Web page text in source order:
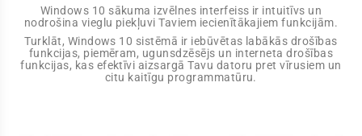
Windows 10 sākuma izvēlnes interfeiss ir intuitīvs un
nodrošina vieglu piekļuvi Taviem iecienītākajiem funkcijām.
Turklāt, Windows 10 sistēmā ir iebūvētas labākās drošības
funkcijas, piemēram, ugunsdzēsējs un interneta drošības
funkcijas, kas efektīvi aizsargā Tavu datoru pret vīrusiem un
citu kaitīgu programmatūru.